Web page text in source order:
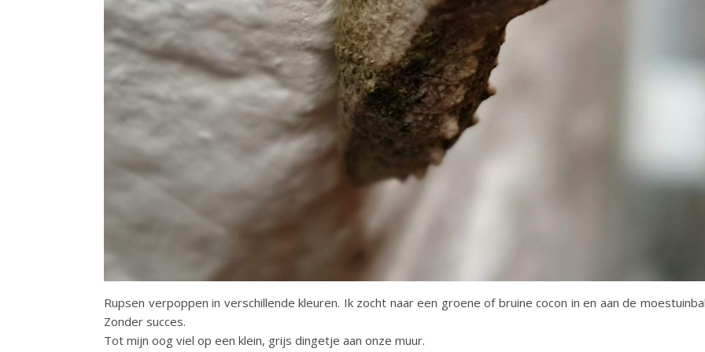
Rupsen verpoppen in verschillende kleuren. Ik zocht naar een groene of bruine cocon in en aan de
Zonder succes.
Tot mijn oog viel op een klein, grijs dingetje aan onze muur.